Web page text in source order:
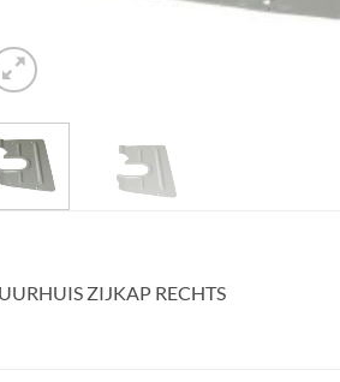
ZIJKAP RECHTS